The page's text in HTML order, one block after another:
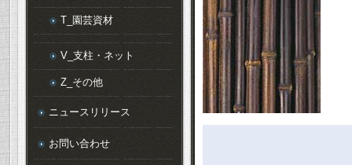
T_園芸資材
V_支柱・ネット
Z_その他
ニュースリリース
お問い合わせ